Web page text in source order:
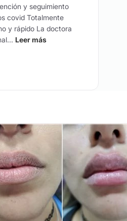
y seguimiento
covid Totalmente
y rápido La doctora
Leer más